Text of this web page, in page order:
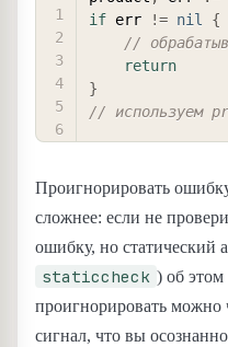
if err != nil
{
//
return
}
// используем
Проигнорировать
сложнее: если не
ошибку, но статический
staticcheck ) об
проигнорировать можно
сигнал, что вы